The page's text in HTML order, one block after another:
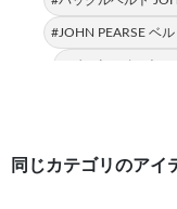
#JOHN PEARSE ベル
#バックルベルト
同じカテゴリのアイ